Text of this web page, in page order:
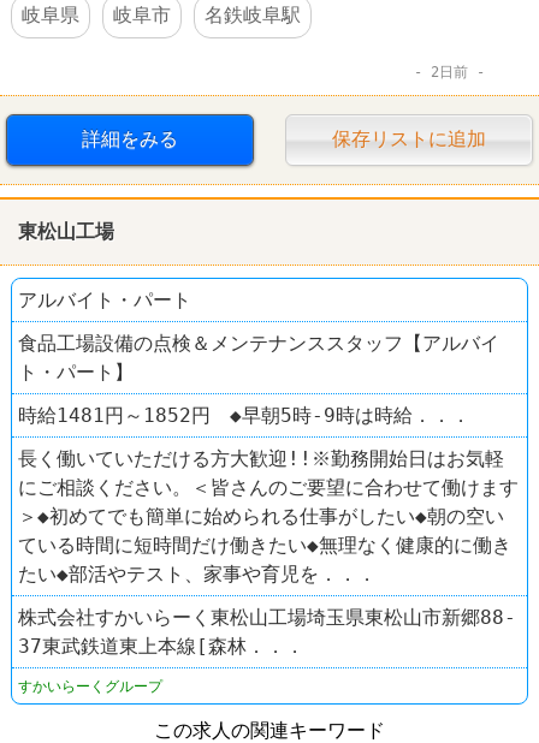
岐阜県
岐阜市 名鉄岐阜駅
2日前
詳細をみる 保存リストに追加
東松山工場
アルバイト・パート
食品工場設備の点検＆メンテナンススタッフ【アルバイ
ト・パート】
時給1481円～1852円 ◆早朝5時-9時は時給．．．
長く働いていただける方大歓迎!!※勤務開始日はお気軽
にご相談ください。＜皆さんのご要望に合わせて働けます
＞◆初めてでも簡単に始められる仕事がしたい◆朝の空い
ている時間に短時間だけ働きたい◆無理なく健康的に働き
たい◆部活やテスト、家事や育児を．．．
株式会社すかいらーく東松山工場埼玉県東松山市新郷88-
37東武鉄道東上本線[森林．．．
すかいらーくグループ
この求人の関連キーワード